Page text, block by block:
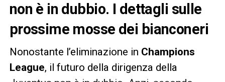
non è in dubbio. I dettagli sulle
prossime mosse dei bianconeri
Nonostante l’eliminazione in Champions
League, il futuro della dirigenza della